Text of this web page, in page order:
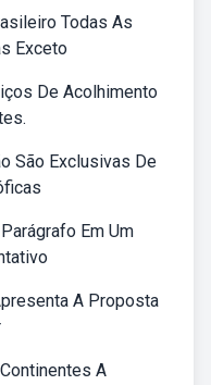
Todas As
Exceto
De Acolhimento
São Exclusivas De
Em Um
A Proposta
A